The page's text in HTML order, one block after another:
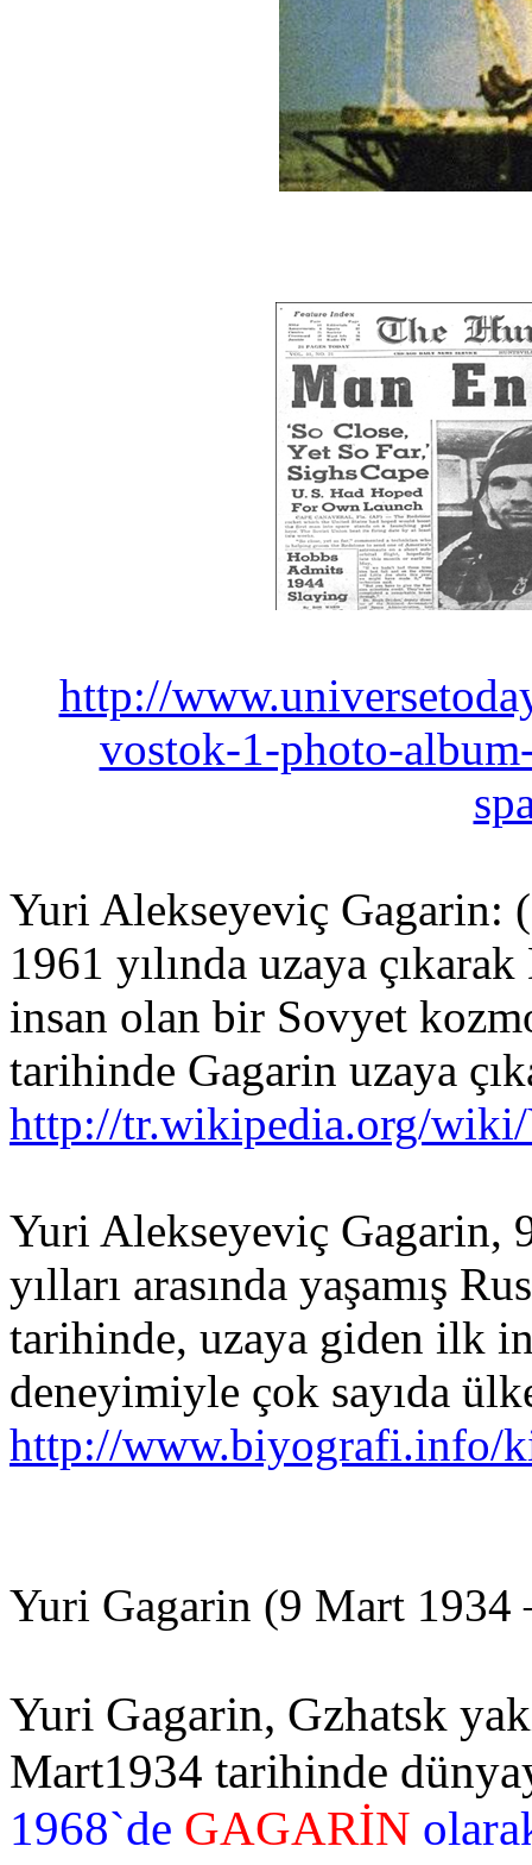
http://
vostok-1-photo-
Yuri Alekseyeviç Gagarin:
1961 yılında uzaya
insan olan bir Sovyet
tarihinde Gagarin uzaya
http://tr.wikipedia.org/
Yuri Alekseyeviç Gagarin,
yılları arasında yaşamış
tarihinde, uzaya giden ilk
deneyimiyle çok sayıda
http://www.biyografi.info/
Yuri Gagarin (9 Mart 1934
Yuri Gagarin, Gzhatsk
Mart1934 tarihinde
1968`de GAGARİN